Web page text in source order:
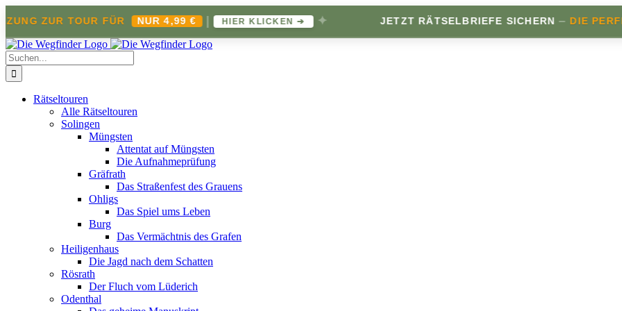
ZUR TOUR FÜR NUR 4,99 € | HIER KLICKEN ➔ ✦ JETZT RÄTSELBRIEFE SICHERN – DIE
Zum
Inhalt
springen
Suche
nach:
Rätseltouren
Alle Rätseltouren
Solingen
Müngsten
Attentat auf Müngsten
Die Aufnahmeprüfung
Gräfrath
Das Straßenfest des Grauens
Ohligs
Das Spiel ums Leben
Burg
Das Vermächtnis des Grafen
Heiligenhaus
Die Jagd nach dem Schatten
Rösrath
Der Fluch vom Lüderich
Odenthal